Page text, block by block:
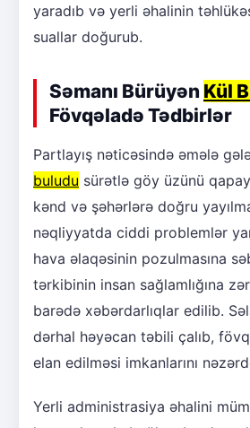
yaradıb və yerli əhalinin
suallar doğurub.
Səmanı Bürüyən Kül
Fövqəladə Tədbirlər
Partlayış nəticəsində əmələ
buludu sürətlə göy üzünü
kənd və şəhərlərə doğru
nəqliyyatda ciddi problemlər
hava əlaqəsinin pozulmasına
tərkibinin insan sağlamlığına
barədə xəbərdarlıqlar edilib.
dərhal həyəcan təbili çalıb,
elan edilməsi imkanlarını
Yerli administrasiya əhalini